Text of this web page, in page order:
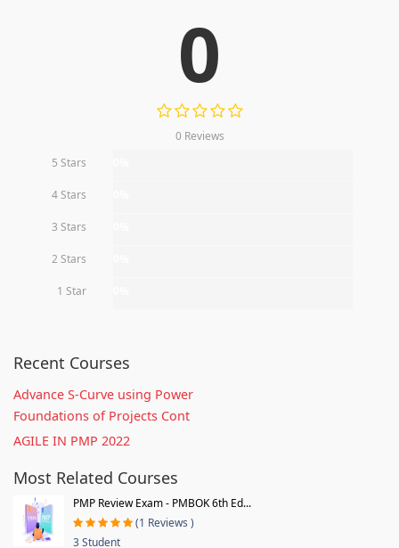
0
0 Reviews
5 Stars
4 Stars
3 Stars
2 Stars
1 Star
Recent Courses
Advance S-Curve using Power
Foundations of Projects Cont
AGILE IN PMP 2022
Most Related Courses
PMP Review Exam - PMBOK 6th Ed...
(1 Reviews )
3 Student